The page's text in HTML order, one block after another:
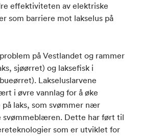
effektiviteten av elektriske
som barriere mot lakselus på
på Vestlandet og rammer
sjøørret) og laksefisk i
Lakseluslarvene
i øvre vannlag for å øke
laks, som svømmer nær
svømmeblæren. Dette har ført til
som er utviklet for